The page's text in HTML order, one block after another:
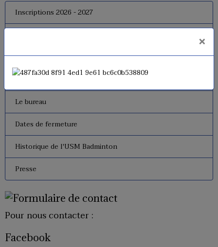
Inscriptions 2026 - 2027
Horaires
Le bureau
Dates de fermeture
Historique de l'USM Badminton
Presse
Pour nous contacter :
Facebook
×